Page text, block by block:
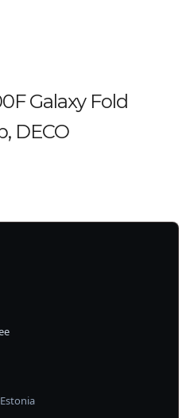
Galaxy Fold
DECO